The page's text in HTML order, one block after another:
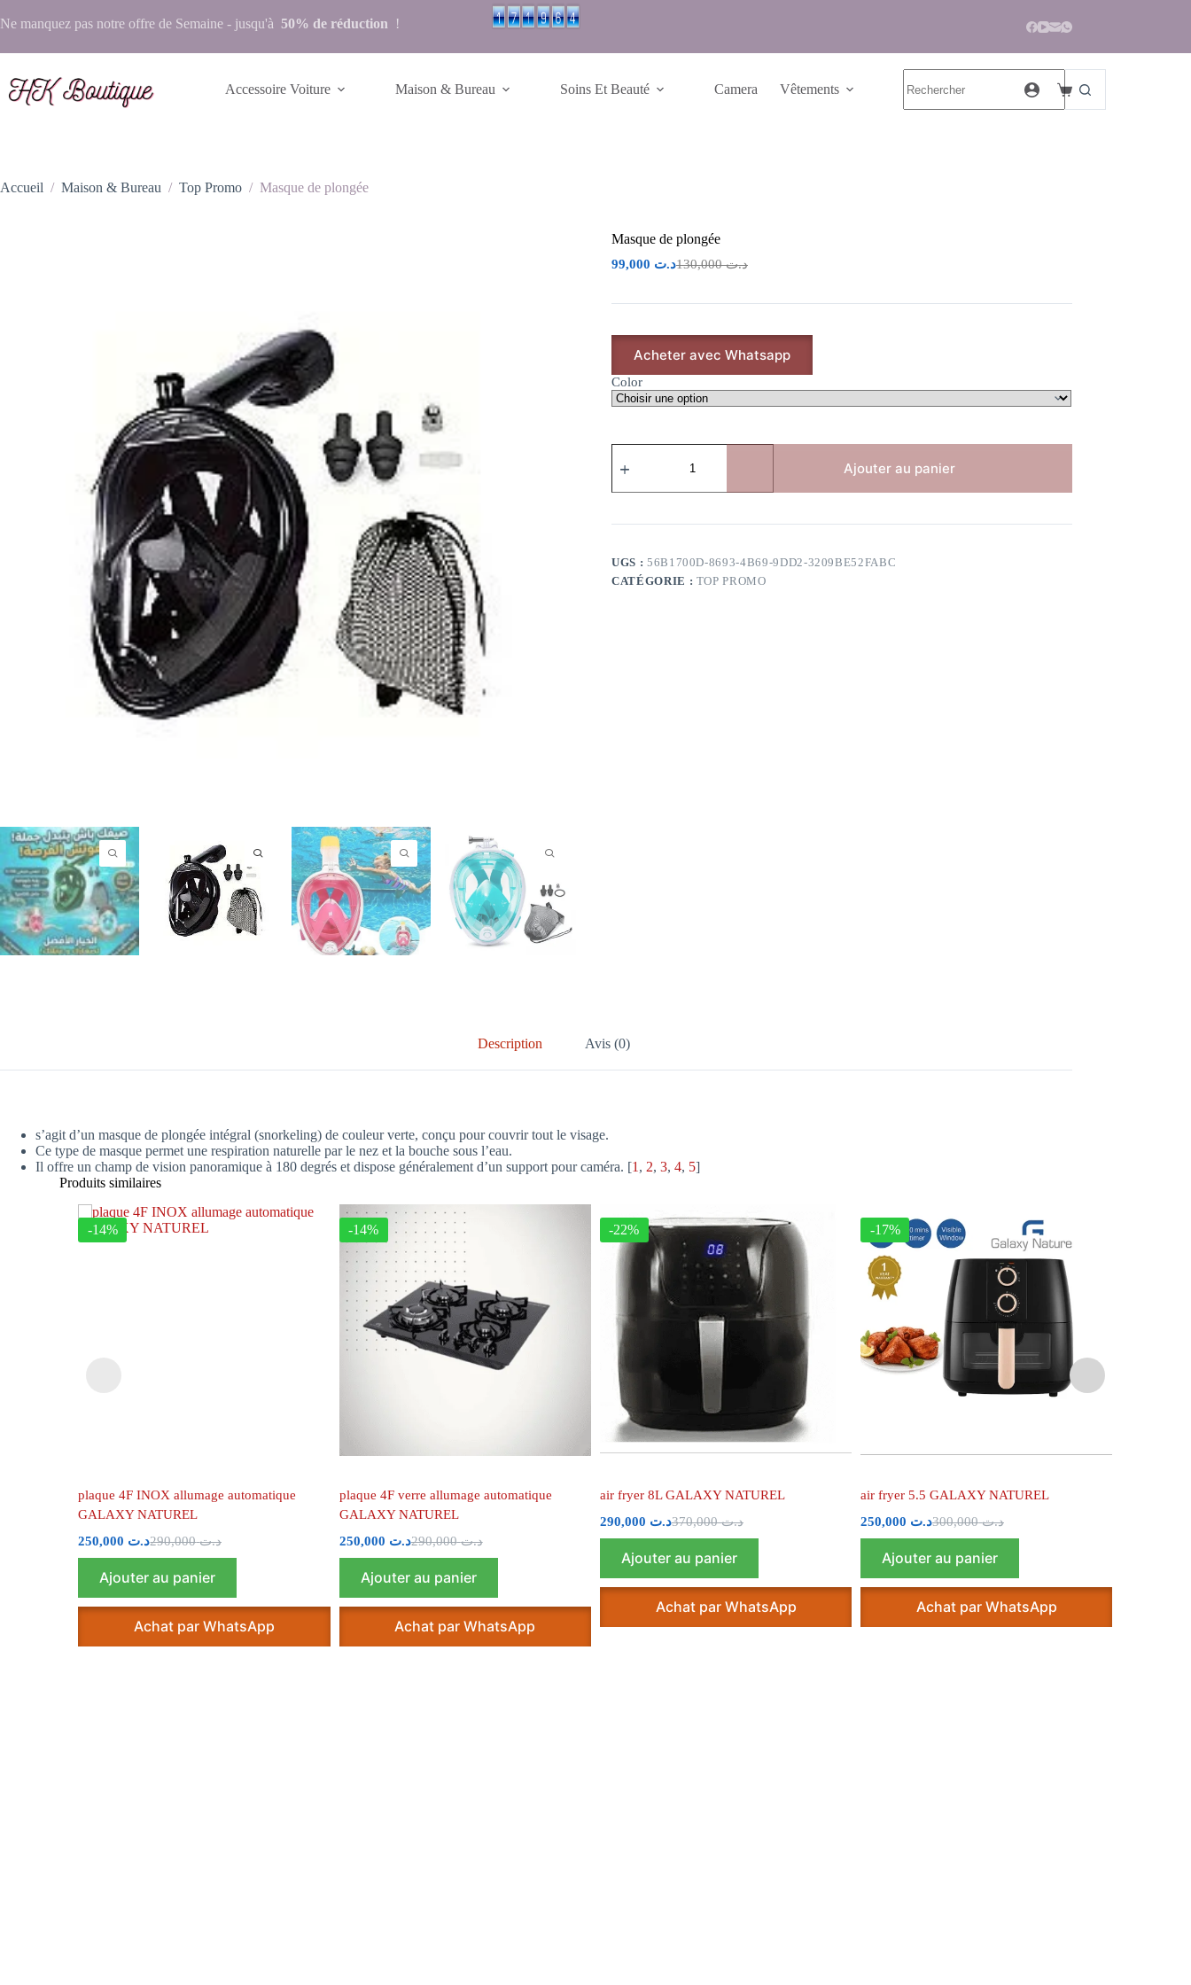
Ne manquez pas notre offre de Semaine - jusqu'à 50% de réduction !
Accessoire Voiture Maison & Bureau Soins Et Beauté Camera Vêtements
Accueil / Maison & Bureau / Top Promo / Masque de plongée
Masque de plongée
د.ت130,000 د.ت
Acheter avec Whatsapp
Color
Ajouter au panier
UGS : 56B1700D-8693-4B69-9DD2-3209BE52FABC
CATÉGORIE : TOP PROMO
Description Avis (0)
s’agit d’un masque de plongée intégral (snorkeling) de couleur verte, conçu pour couvrir tout le visage.
Ce type de masque permet une respiration naturelle par le nez et la bouche sous l’eau.
Il offre un champ de vision panoramique à 180 degrés et dispose généralement d’un support pour caméra. [1, 2, 3, 4, 5]
Produits similaires
-14%
plaque 4F INOX allumage automatique
GALAXY NATUREL
د.ت290,000 د.ت
Ajouter au panier
Achat par WhatsApp
-14%
plaque 4F verre allumage automatique
GALAXY NATUREL
د.ت290,000 د.ت
Ajouter au panier
Achat par WhatsApp
-22%
air fryer 8L GALAXY NATUREL
د.ت370,000 د.ت
Ajouter au panier
Achat par WhatsApp
-17%
air fryer 5.5 GALAXY NATUREL
د.ت300,000 د.ت
Ajouter au panier
Achat par WhatsApp